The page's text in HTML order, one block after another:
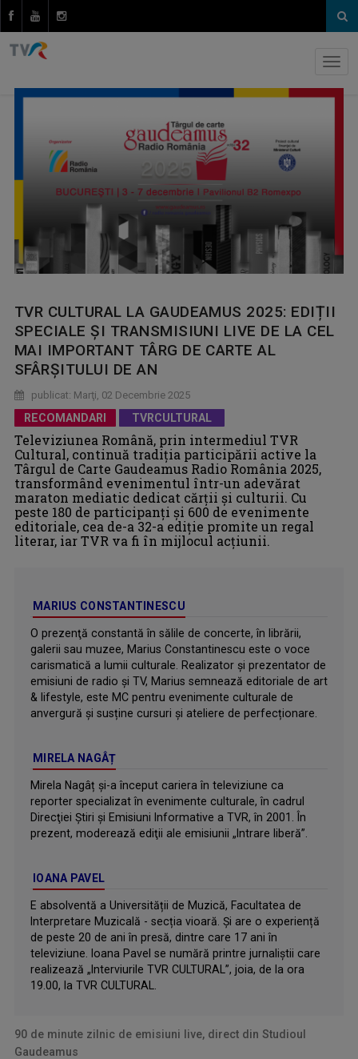
TVR CULTURAL LA GAUDEAMUS 2025: EDIȚII
SPECIALE ȘI TRANSMISIUNI LIVE DE LA CEL
MAI IMPORTANT TÂRG DE CARTE AL
SFÂRȘITULUI DE AN
publicat: Marţi, 02 Decembrie 2025
RECOMANDARI TVRCULTURAL
Televiziunea Română, prin intermediul TVR
Cultural, continuă tradiția participării active la
Târgul de Carte Gaudeamus Radio România 2025,
transformând evenimentul într-un adevărat
maraton mediatic dedicat cărții și culturii. Cu
peste 180 de participanți și 600 de evenimente
editoriale, cea de-a 32-a ediție promite un regal
literar, iar TVR va fi în mijlocul acțiunii.
MARIUS CONSTANTINESCU
O prezenţă constantă în sălile de concerte, în librării,
galerii sau muzee, Marius Constantinescu este o voce
carismatică a lumii culturale. Realizator şi prezentator de
emisiuni de radio şi TV, Marius semnează editoriale de art
& lifestyle, este MC pentru evenimente culturale de
anvergură și susține cursuri și ateliere de perfecționare.
MIRELA NAGÂȚ
Mirela Nagâț şi-a început cariera în televiziune ca
reporter specializat în evenimente culturale, în cadrul
Direcţiei Ştiri şi Emisiuni Informative a TVR, în 2001. În
prezent, moderează ediţii ale emisiunii „Intrare liberă”.
IOANA PAVEL
E absolventă a Universității de Muzică, Facultatea de
Interpretare Muzicală - secția vioară. Şi are o experiență
de peste 20 de ani în presă, dintre care 17 ani în
televiziune. Ioana Pavel se numără printre jurnaliştii care
realizează „Interviurile TVR CULTURAL”, joia, de la ora
19.00, la TVR CULTURAL.
90 de minute zilnic de emisiuni live, direct din Studioul
Gaudeamus